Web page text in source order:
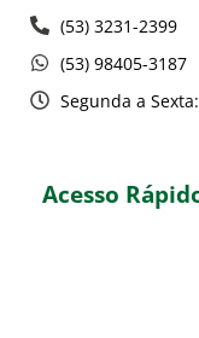
(53) 3231-2399
(53) 98405-3187
Segunda a
Acesso